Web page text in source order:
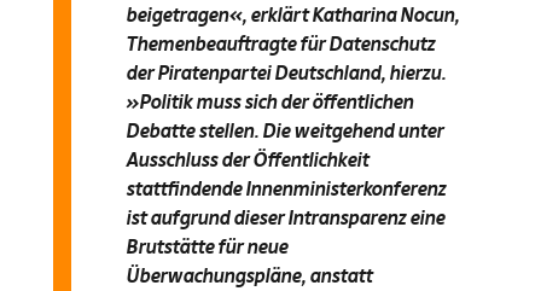
beigetragen«, erklärt Katharina Nocun,
Themenbeauftragte für Datenschutz
der Piratenpartei Deutschland, hierzu.
»Politik muss sich der öffentlichen
Debatte stellen. Die weitgehend unter
Ausschluss der Öffentlichkeit
stattfindende Innenministerkonferenz
ist aufgrund dieser Intransparenz eine
Brutstätte für neue
Überwachungspläne, anstatt